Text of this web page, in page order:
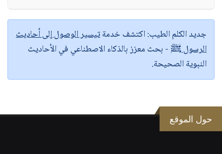
جديد الكلم الطيب:اكتشف خدمةتيسير الوصول إلى أحاديث
الرسول ﷺ - بحث معزز بالذكاء الاصطناعي في الأحاديث
النبوية الصحيحة.
حول الموقع